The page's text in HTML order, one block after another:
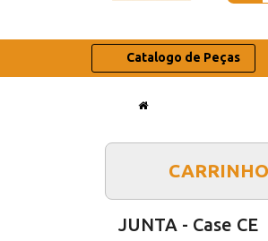
Catalogo de Peças
JUNTA - Case CE